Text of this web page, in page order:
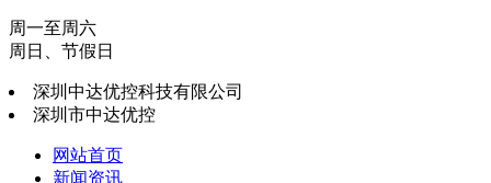
周一至周六
周日、节假日
深圳中达优控科技有限公司
深圳市中达优控
网站首页
新闻资讯